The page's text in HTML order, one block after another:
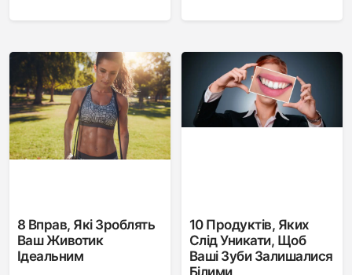
8 Вправ, Які Зроблять
Ваш Животик
Ідеальним
10 Продуктів, Яких
Слід Уникати, Щоб
Ваші Зуби Залишалися
Білими